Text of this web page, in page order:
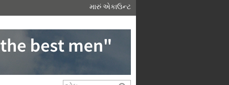
મારું એકાઉન્ટ